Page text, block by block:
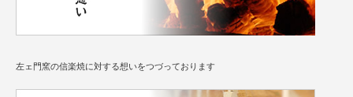
左ェ門窯の信楽焼に対する想いをつづっております